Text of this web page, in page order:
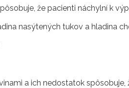
že pacienti náchylní k
nasýtených tukov a hladina
a ich nedostatok